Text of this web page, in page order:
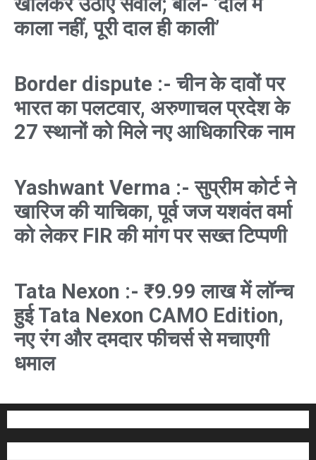
काला नहीं, पूरी दाल ही काली’
Border dispute :- चीन के दावों पर
भारत का पलटवार, अरुणाचल प्रदेश के
27 स्थानों को मिले नए आधिकारिक नाम
Yashwant Verma :- सुप्रीम कोर्ट ने
खारिज की याचिका, पूर्व जज यशवंत वर्मा
को लेकर FIR की मांग पर सख्त टिप्पणी
Tata Nexon :- ₹9.99 लाख में लॉन्च
हुई Tata Nexon CAMO Edition,
नए रंग और दमदार फीचर्स से मचाएगी
धमाल